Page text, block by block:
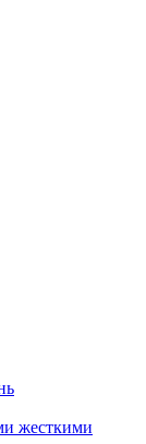
жесткими